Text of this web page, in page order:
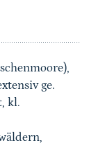
ge.
kl.